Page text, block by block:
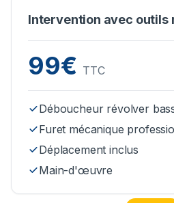
Intervention avec outils
99€ TTC
Déboucheur révolver
Furet mécanique
Déplacement inclus
Main-d'œuvre